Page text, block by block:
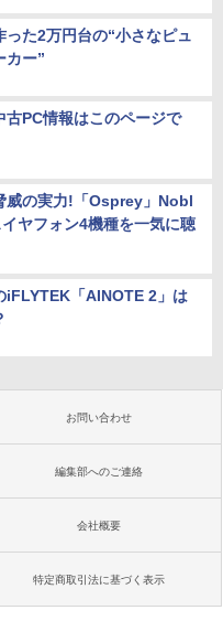
った2万円台の“小さなピュ
カー”
古PC情報はこのページで
威の実力!「Osprey」Nobl
ヤフォン4機種を一気に聴
iFLYTEK「AINOTE 2」は
お問い合わせ
編集部へのご連絡
会社概要
特定商取引法に基づく表示